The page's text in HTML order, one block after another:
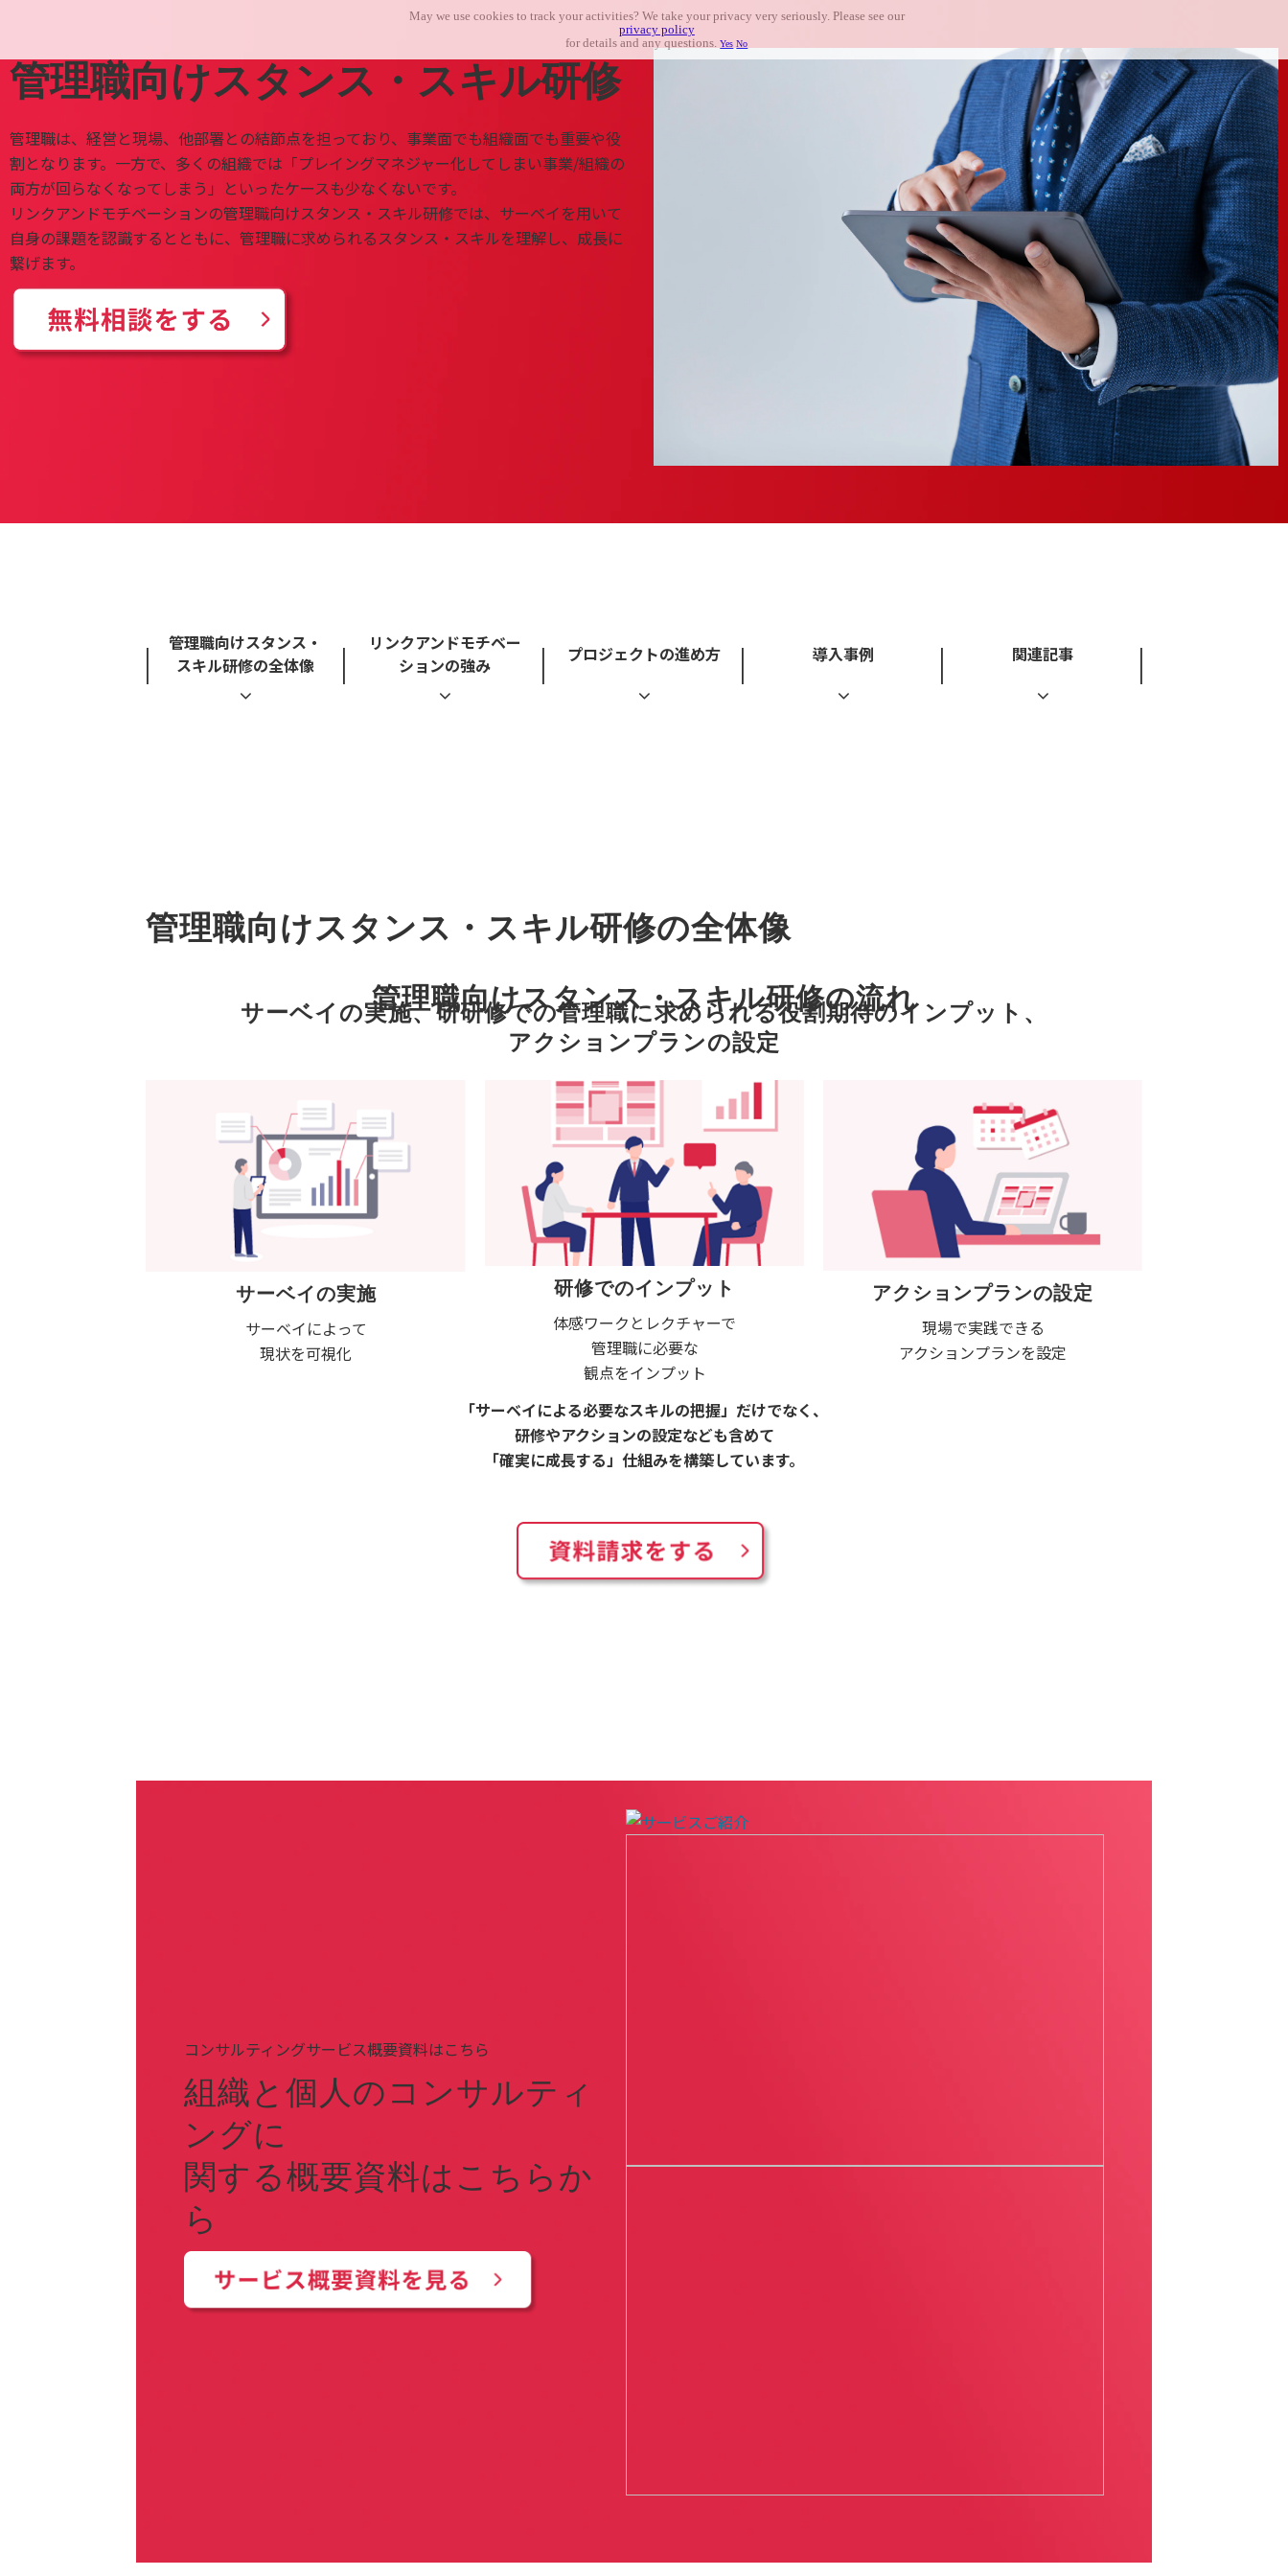
管理職向けスタンス・スキル研修
管理職は、経営と現場、他部署との結節点を担っており、事業面でも組織面でも重要や役
割となります。一方で、多くの組織では「プレイングマネジャー化してしまい事業/組織の
両方が回らなくなってしまう」といったケースも少なくないです。
リンクアンドモチベーションの管理職向けスタンス・スキル研修では、サーベイを用いて
自身の課題を認識するとともに、管理職に求められるスタンス・スキルを理解し、成長に
繋げます。
管理職向けスタンス・
スキル研修の全体像
リンクアンドモチベー
ションの強み
プロジェクトの進め方 導入事例 関連記事
管理職向けスタンス・スキル研修の全体像
管理職向けスタンス・スキル研修の流れ
サーベイの実施、研研修での管理職に求められる役割期待のインプット、
アクションプランの設定
サーベイの実施
サーベイによって
現状を可視化
研修でのインプット
体感ワークとレクチャーで
管理職に必要な
観点をインプット
アクションプランの設定
現場で実践できる
アクションプランを設定
「サーベイによる必要なスキルの把握」だけでなく、
研修やアクションの設定なども含めて
「確実に成長する」仕組みを構築しています。
コンサルティングサービス概要資料はこちら
組織と個人のコンサルティ
ングに
関する概要資料はこちらか
ら
May we use cookies to track your activities? We take your privacy very seriously. Please see our
privacy policy
for details and any questions.Yes No